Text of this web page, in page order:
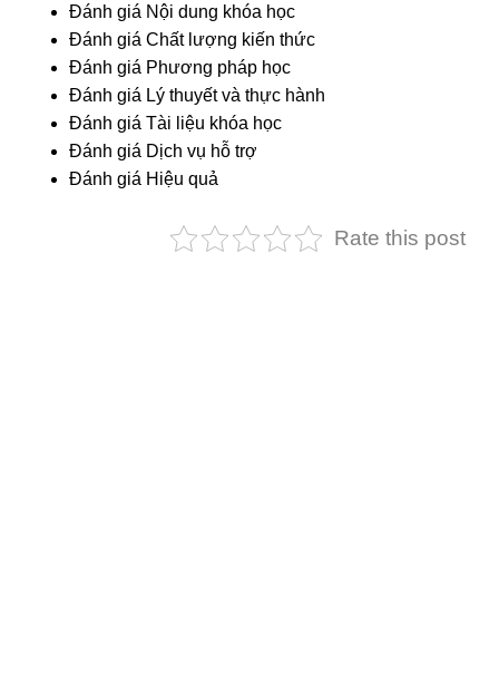
Đánh giá Nội dung khóa học
Đánh giá Chất lượng kiến thức
Đánh giá Phương pháp học
Đánh giá Lý thuyết và thực hành
Đánh giá Tài liệu khóa học
Đánh giá Dịch vụ hỗ trợ
Đánh giá Hiệu quả
Rate this post